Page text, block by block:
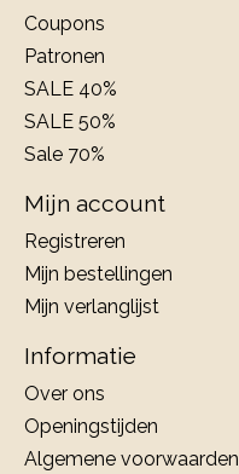
Coupons
Patronen
SALE 40%
SALE 50%
Sale 70%
Mijn account
Registreren
Mijn bestellingen
Mijn verlanglijst
Informatie
Over ons
Openingstijden
Algemene voorwaarden